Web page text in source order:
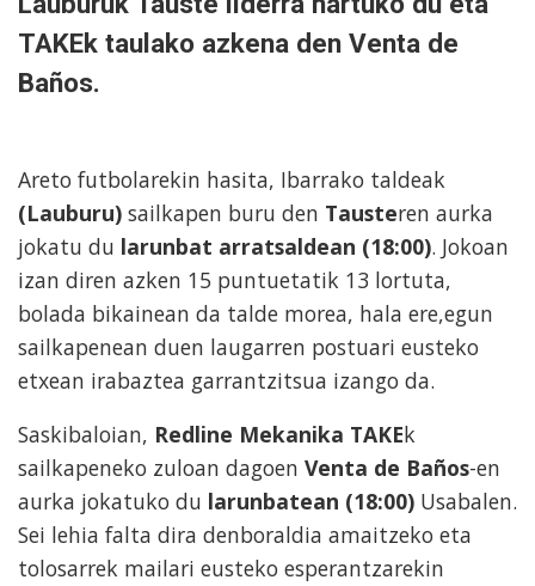
TAKEk taulako azkena den Venta de
Baños.
Areto futbolarekin hasita, Ibarrako taldeak
(Lauburu) sailkapen buru den Tausteren aurka
jokatu du larunbat arratsaldean (18:00). Jokoan
izan diren azken 15 puntuetatik 13 lortuta,
bolada bikainean da talde morea, hala ere,egun
sailkapenean duen laugarren postuari eusteko
etxean irabaztea garrantzitsua izango da.
Saskibaloian, Redline Mekanika TAKEk
sailkapeneko zuloan dagoen Venta de Baños-en
aurka jokatuko du larunbatean (18:00) Usabalen.
Sei lehia falta dira denboraldia amaitzeko eta
tolosarrek mailari eusteko esperantzarekin